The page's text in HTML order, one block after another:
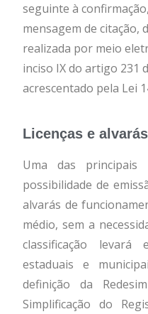
seguinte à
mensagem de citação,
realizada por meio
inciso IX do artigo 231
acrescentado pela Lei
Licenças e alvarás
Uma das
possibilidade de
alvarás de
médio, sem a
classificação
estaduais e
definição da
Simplificação do